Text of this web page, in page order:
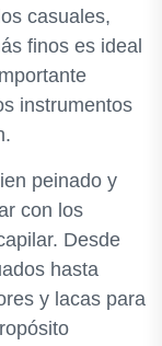
casuales,
finos es ideal
instrumentos
peinado y
con los
Desde
hasta
y lacas para